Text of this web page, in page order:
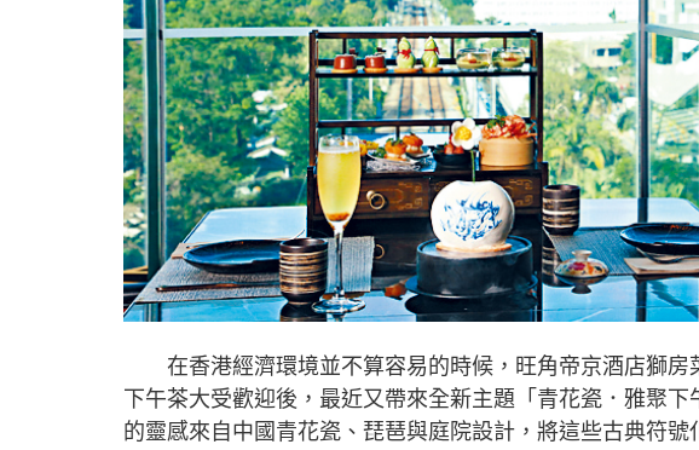
在香港經濟環境並不算容易的時候，旺角帝京酒店獅房
下午茶大受歡迎後，最近又帶來全新主題「青花瓷．雅聚
的靈感來自中國青花瓷、琵琶與庭院設計，將這些古典符